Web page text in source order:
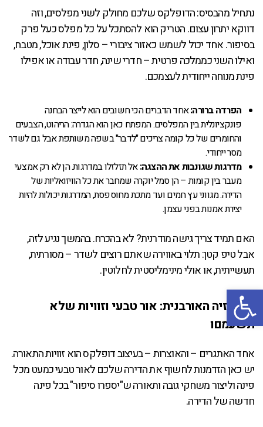
נתחיל מהבסיס: הדופלקס שלכם מחולק לשני מפלסים, וזה
דווקא יתרון עצום. הטריק הוא להסתכל על כל מפלס כעל פרק
בסיפור. אחד יכול לשמש כאזור ציבורי – סלון, פינת אוכל, מטבח,
ואילו השני כממלכה פרטית – חדרי שינה, חדר עבודה או אפילו
פינת מנוחה ייחודית לעצמכם.
הפרדה ברורה:אחד הדברים הכי חשובים הוא לייצר הבחנה
פונקציונלית בין המפלסים. המפתח כאן הוא הגדרה: הריהוט, הצבעים
והחומרים של כל קומה צריכים "לדבר" בשפה משותפת אבל גם לשדר
מסר ייחודי.
מדרגות שגונבות את ההצגה:אל תזלזלו במדרגות. הן לא רק אמצעי
מעבר בין קומות – הן סמל יוקרה שמחבר את כל הוויזואליות של
הדירה. מגווני עץ חמים ועד מתכת מחוספסת, המדרגות יכולות להיות
יצירת אמנות בפני עצמן.
האם תמיד צריך גישה מודרנית? לא בהכרח. בהמשך נגיע לזה,
אבל טיפ קטן: תלוי באווירה שאתם רוצים לשדר – מסורתית,
תעשייתית, או אולי מינימליסטית לחלוטין.
הפנטזיה האורבנית: אור טבעי וזוויות שלא
תשעמםו
אחד האתגרים – והאוצרות – בעיצוב דופלקס הוא זוויות התאורה.
יש כאן הזדמנות לחשוף את הדירה שלכם לאור טבעי כמעט מכל
פינה וליצור משחקי גובה ותאורה ש"יספרו סיפור" בכל פינה
חדשה של הדירה.
פתח סרגל נגישות